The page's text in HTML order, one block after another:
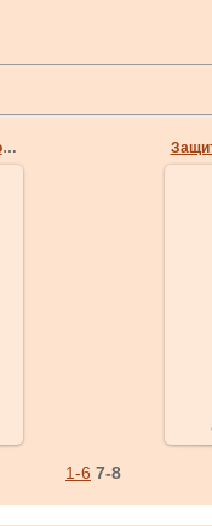
Защита от атаки прямым ударом руки в голову
1-6 7-8